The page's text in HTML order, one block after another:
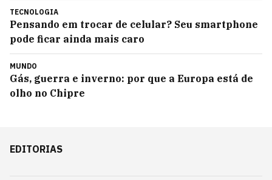
TECNOLOGIA
Pensando em trocar de celular? Seu smartphone
pode ficar ainda mais caro
MUNDO
Gás, guerra e inverno: por que a Europa está de
olho no Chipre
EDITORIAS